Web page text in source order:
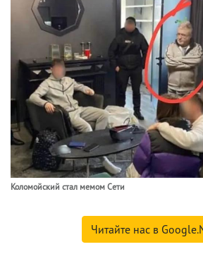
Коломойский стал мемом Сети
Читайте нас в